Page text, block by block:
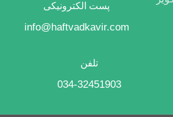
تلفن
034-32451903
پست الکترونیکی
info@haftvadkavir.com